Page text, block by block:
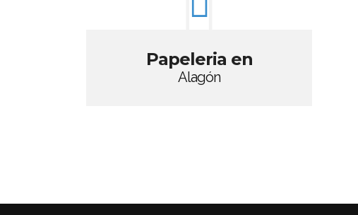
Papeleria en
Alagón